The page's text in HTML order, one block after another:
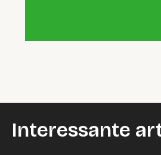
Interessante